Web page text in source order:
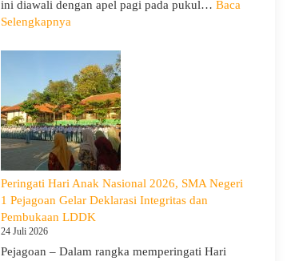
ini diawali dengan apel pagi pada pukul… Baca
Selengkapnya:
LDDK
SMA
Negeri
1
Pejagoan
Tahun
Ajaran
2026/2027:
Berjalan
Khidmat
Peringati Hari Anak Nasional 2026, SMA Negeri
1 Pejagoan Gelar Deklarasi Integritas dan
Pembukaan LDDK
24 Juli 2026
Pejagoan – Dalam rangka memperingati Hari